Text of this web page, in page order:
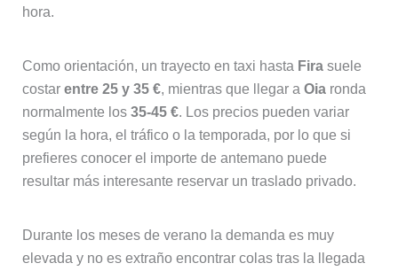
hora.
Como orientación, un trayecto en taxi hasta Firasuele
costar entre 25 y 35 €, mientras que llegar a Oiaronda
normalmente los 35-45 €. Los precios pueden variar
según la hora, el tráfico o la temporada, por lo que si
prefieres conocer el importe de antemano puede
resultar más interesante reservar un traslado privado.
Durante los meses de verano la demanda es muy
elevada y no es extraño encontrar colas tras la llegada